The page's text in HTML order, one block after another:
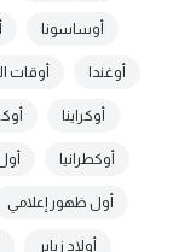
أوساسونا
أوغندا أوقات
أوكراينا
أوكطرانيا
أول ظهور إعلامي
أولاد زباير